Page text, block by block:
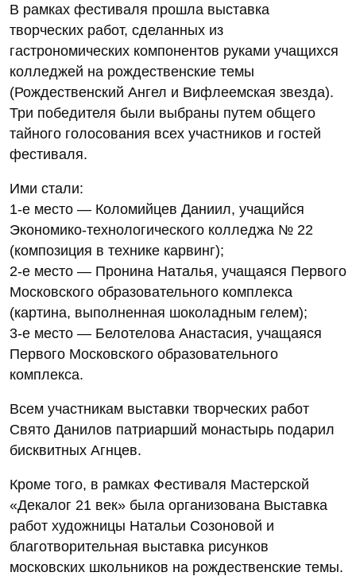
В рамках фестиваля прошла выставка
творческих работ, сделанных из
гастрономических компонентов руками учащихся
колледжей на рождественские темы
(Рождественский Ангел и Вифлеемская звезда).
Три победителя были выбраны путем общего
тайного голосования всех участников и гостей
фестиваля.
Ими стали:
1-е место — Коломийцев Даниил, учащийся
Экономико-технологического колледжа № 22
(композиция в технике карвинг);
2-е место — Пронина Наталья, учащаяся Первого
Московского образовательного комплекса
(картина, выполненная шоколадным гелем);
3-е место — Белотелова Анастасия, учащаяся
Первого Московского образовательного
комплекса.
Всем участникам выставки творческих работ
Свято Данилов патриарший монастырь подарил
бисквитных Агнцев.
Кроме того, в рамках Фестиваля Мастерской
«Декалог 21 век» была организована Выставка
работ художницы Натальи Созоновой и
благотворительная выставка рисунков
московских школьников на рождественские темы.